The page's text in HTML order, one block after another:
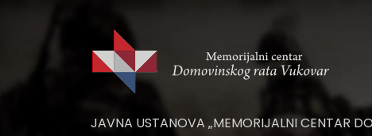
JAVNA USTANOVA „MEMORIJALNI CENTAR